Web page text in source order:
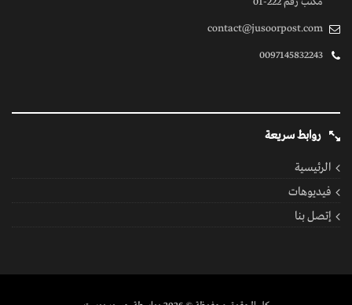
contact@jusoorpost.com
0097145832243
روابط سريعة
الرئيسية
فيديوهات
إتصل بنا